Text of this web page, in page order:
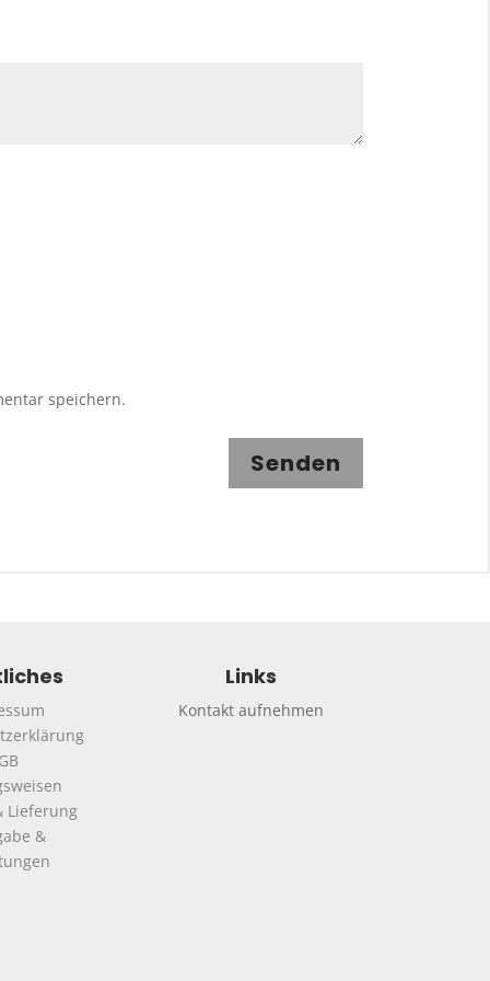
speichern.
Senden
Lieferung
&
Links
Kontakt aufnehmen